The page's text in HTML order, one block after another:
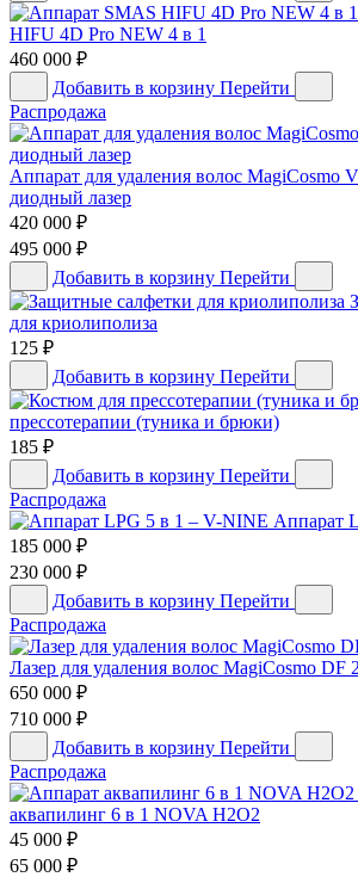
HIFU 4D Pro NEW 4 в 1
460 000 ₽
Добавить в корзину Перейти
Распродажа
Аппарат для удаления волос MagiCosmo
диодный лазер
420 000 ₽
495 000 ₽
Добавить в корзину Перейти
для криолиполиза
125 ₽
Добавить в корзину Перейти
прессотерапии (туника и брюки)
185 ₽
Добавить в корзину Перейти
Распродажа
Аппарат
185 000 ₽
230 000 ₽
Добавить в корзину Перейти
Распродажа
Лазер для удаления волос MagiCosmo DF
650 000 ₽
710 000 ₽
Добавить в корзину Перейти
Распродажа
аквапилинг 6 в 1 NOVA H2O2
45 000 ₽
65 000 ₽